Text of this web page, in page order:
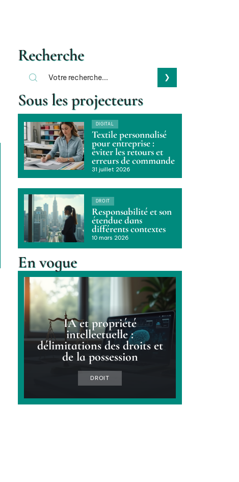
Recherche
Sous les projecteurs
DIGITAL
Textile personnalisé
pour entreprise :
éviter les retours et
erreurs de commande
31 juillet 2026
DROIT
Responsabilité et son
étendue dans
différents contextes
10 mars 2026
En vogue
IA et propriété
intellectuelle :
délimitations des droits et
de la possession
DROIT